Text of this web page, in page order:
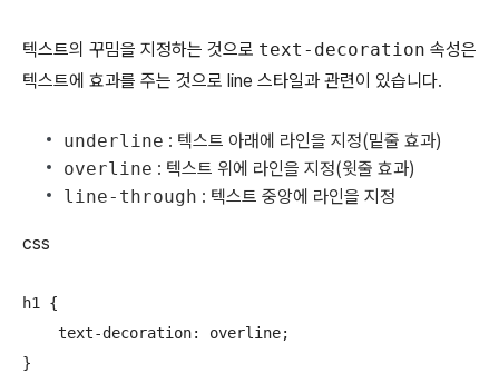
텍스트의 꾸밈을 지정하는 것으로 text-decoration 속성은
텍스트에 효과를 주는 것으로 line 스타일과 관련이 있습니다.
underline : 텍스트 아래에 라인을 지정(밑줄 효과)
overline : 텍스트 위에 라인을 지정(윗줄 효과)
line-through : 텍스트 중앙에 라인을 지정
css
h1 {
    text-decoration: overline;
}